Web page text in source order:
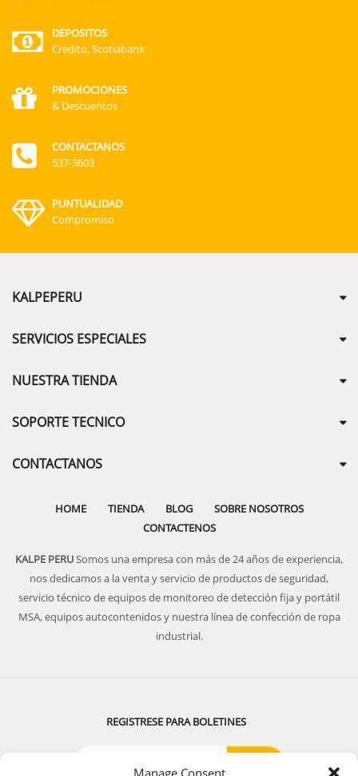
Manage Consent
DEPOSITOS
Credito, Scotiabank
PROMOCIONES
& Descuentos
CONTACTANOS
537-3603
PUNTUALIDAD
Compromiso
KALPEPERU
SERVICIOS ESPECIALES
NUESTRA TIENDA
SOPORTE TECNICO
CONTACTANOS
HOME TIENDA BLOG
SOBRE NOSOTROS
CONTACTENOS
KALPE PERUSomos una empresa con más de 24 años de experiencia,
nos dedicamos a la venta y servicio de productos de seguridad,
servicio técnico de equipos de monitoreo de detección fija y portátil
MSA, equipos autocontenidos y nuestra línea de confección de ropa
industrial.
REGISTRESE PARA BOLETINES